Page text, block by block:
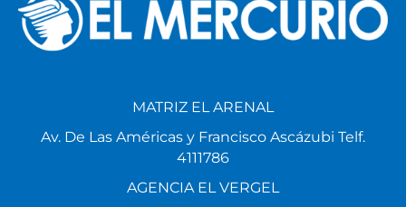
MATRIZ EL ARENAL
Av. De Las Américas y Francisco Ascázubi Telf.
4111786
AGENCIA EL VERGEL